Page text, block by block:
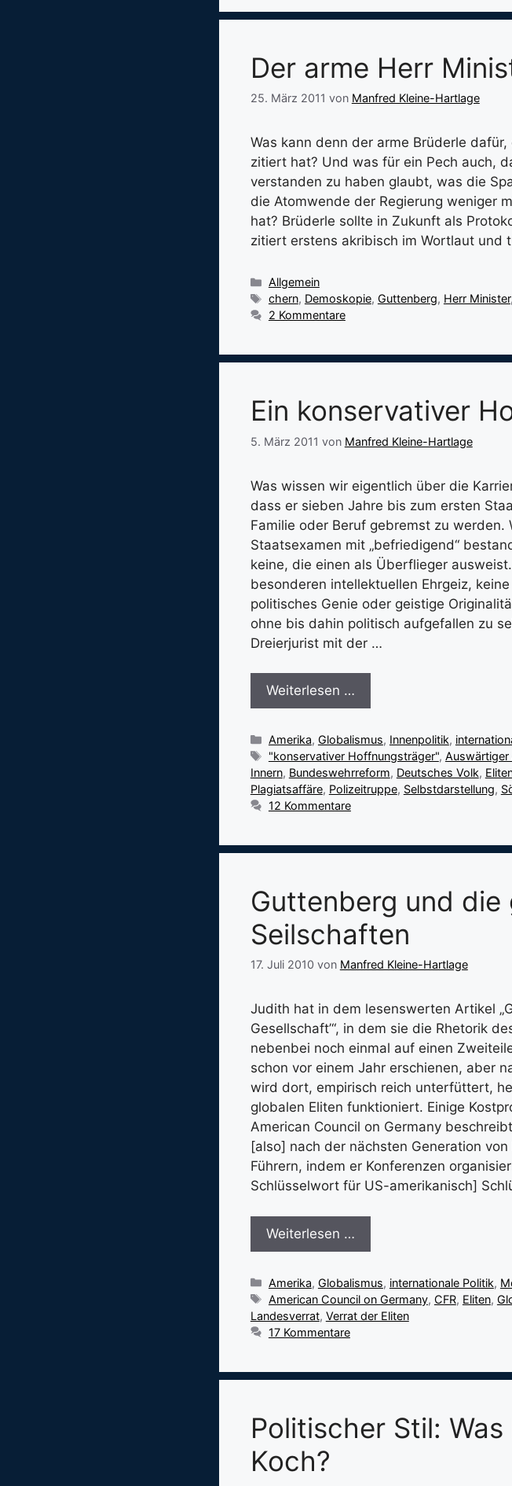
Der arme Herr
25. März 2011 von Manfred Kleine-Hartlage
Was kann denn der arme Brüderle
zitiert hat? Und was für ein Pech auch,
verstanden zu haben glaubt, was die
die Atomwende der Regierung weniger
hat? Brüderle sollte in Zukunft als
zitiert erstens akribisch im Wortlaut und
Kategorien
Allgemein
Schlagwörter
chern, Demoskopie, Guttenberg, Herr Minister,
2 Kommentare
Ein konservativer
5. März 2011 von Manfred Kleine-Hartlage
Was wissen wir eigentlich über die
dass er sieben Jahre bis zum ersten
Familie oder Beruf gebremst zu
Staatsexamen mit „befriedigend“
keine, die einen als Überflieger
besonderen intellektuellen Ehrgeiz,
politisches Genie oder geistige
ohne bis dahin politisch aufgefallen zu
Dreierjurist mit der …
Weiterlesen …
Kategorien
Amerika, Globalismus, Innenpolitik,
Schlagwörter
"konservativer Hoffnungsträger",
Innern, Bundeswehrreform, Deutsches Volk,
Plagiatsaffäre, Polizeitruppe, Selbstdarstellung,
12 Kommentare
Guttenberg und
Seilschaften
17. Juli 2010 von Manfred Kleine-Hartlage
Judith hat in dem lesenswerten Artikel
Gesellschaft’“, in dem sie die Rhetorik
nebenbei noch einmal auf einen
schon vor einem Jahr erschienen, aber
wird dort, empirisch reich unterfüttert,
globalen Eliten funktioniert. Einige
American Council on Germany
[also] nach der nächsten Generation
Führern, indem er Konferenzen
Schlüsselwort für US-amerikanisch]
Weiterlesen …
Kategorien
Amerika, Globalismus, internationale Politik,
Schlagwörter
American Council on Germany, CFR, Eliten,
Landesverrat, Verrat der Eliten
17 Kommentare
Politischer Stil:
Koch?